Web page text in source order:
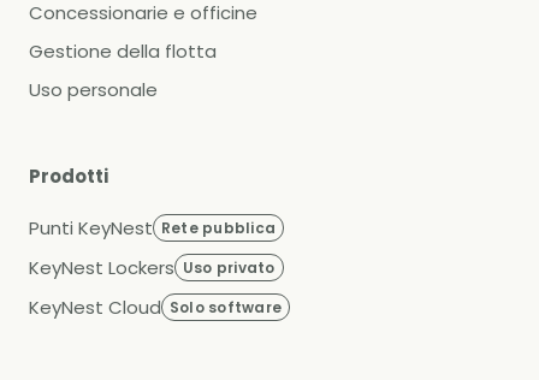
Concessionarie e officine
Gestione della flotta
Uso personale
Prodotti
Punti KeyNest Rete pubblica
KeyNest Lockers Uso privato
KeyNest Cloud Solo software